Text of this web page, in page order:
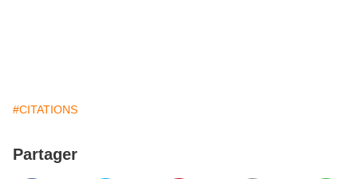
#CITATIONS
Partager